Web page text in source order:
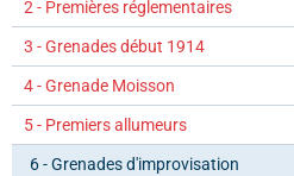
2 - Premières réglementaires
3 - Grenades début 1914
4 - Grenade Moisson
5 - Premiers allumeurs
6 - Grenades d'improvisation